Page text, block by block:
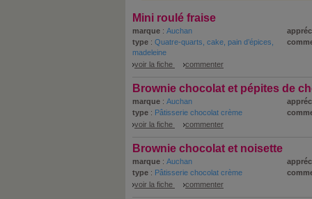
Mini roulé fraise
marque : Auchan
type : Quatre-quarts, cake, pain d’épices,
madeleine
voir la fiche commenter
Brownie chocolat et pépites de
marque : Auchan
type : Pâtisserie chocolat crème
voir la fiche
commenter
Brownie chocolat et noisette
marque : Auchan
type : Pâtisserie chocolat crème
voir la fiche
commenter